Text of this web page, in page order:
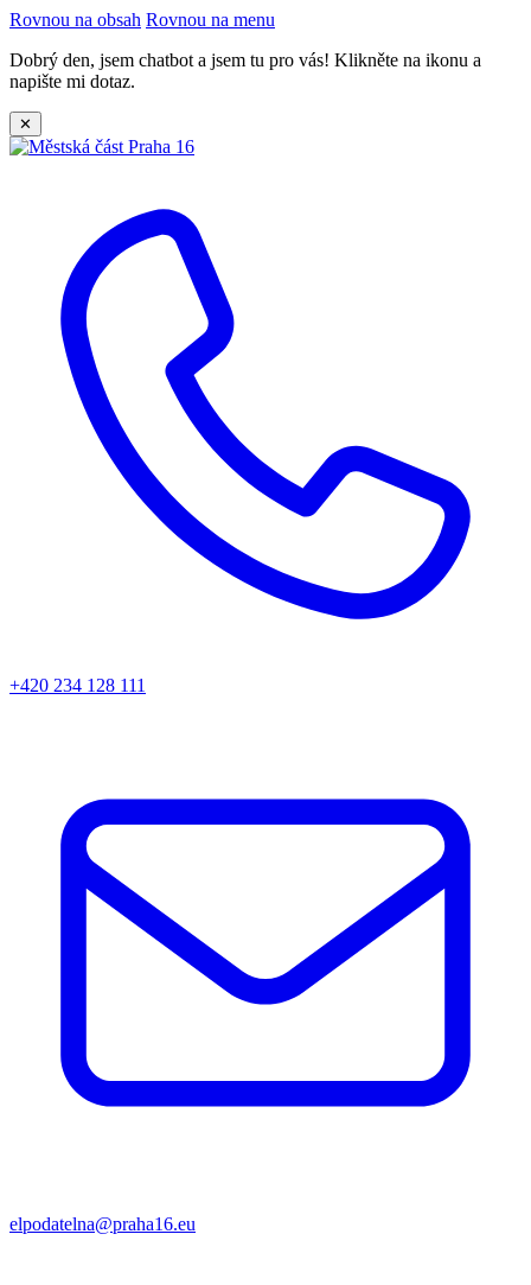
Rovnou na obsah Rovnou na menu
Dobrý den, jsem chatbot a jsem tu pro vás! Klikněte na ikonu a
napište mi dotaz.
✕
+420 234 128 111
elpodatelna@praha16.eu